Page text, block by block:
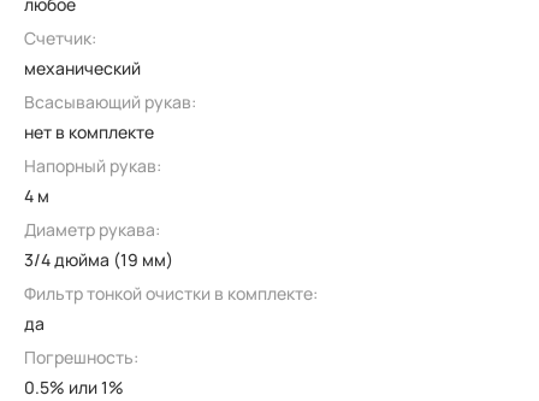
любое
Счетчик:
механический
Всасывающий рукав:
нет в комплекте
Напорный рукав:
4 м
Диаметр рукава:
3/4 дюйма (19 мм)
Фильтр тонкой очистки в комплекте:
да
Погрешность:
0.5% или 1%